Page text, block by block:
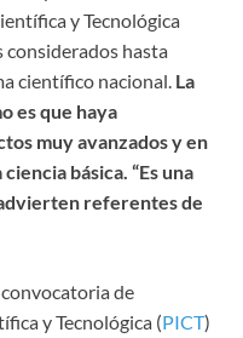
y Tecnológica
considerados hasta
científico nacional. La
es que haya
muy avanzados y en
básica. “Es una
referentes de
de
y Tecnológica (PICT)